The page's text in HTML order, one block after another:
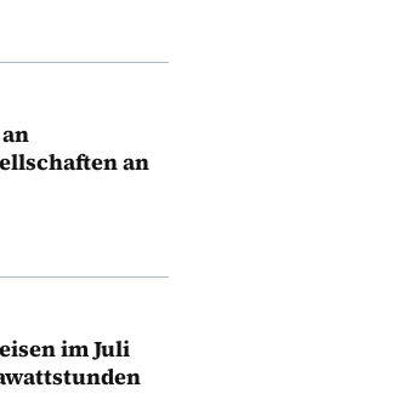
an
im Juli